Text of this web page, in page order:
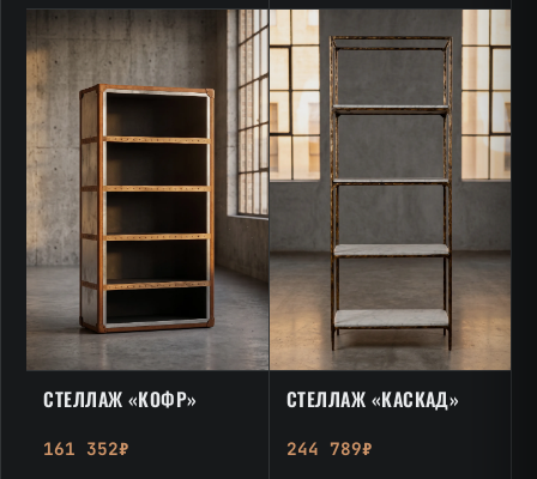
СТЕЛЛАЖ «КОФР»
161 352₽
СТЕЛЛАЖ «КАСКАД»
244 789₽